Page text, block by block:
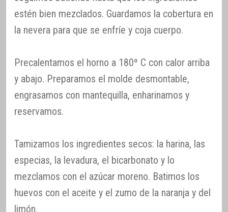
estén bien mezclados. Guardamos la cobertura en
la nevera para que se enfríe y coja cuerpo.
Precalentamos el horno a 180º C con calor arriba
y abajo. Preparamos el molde desmontable,
engrasamos con mantequilla, enharinamos y
reservamos.
Tamizamos los ingredientes secos: la harina, las
especias, la levadura, el bicarbonato y lo
mezclamos con el azúcar moreno. Batimos los
huevos con el aceite y el zumo de la naranja y del
limón.